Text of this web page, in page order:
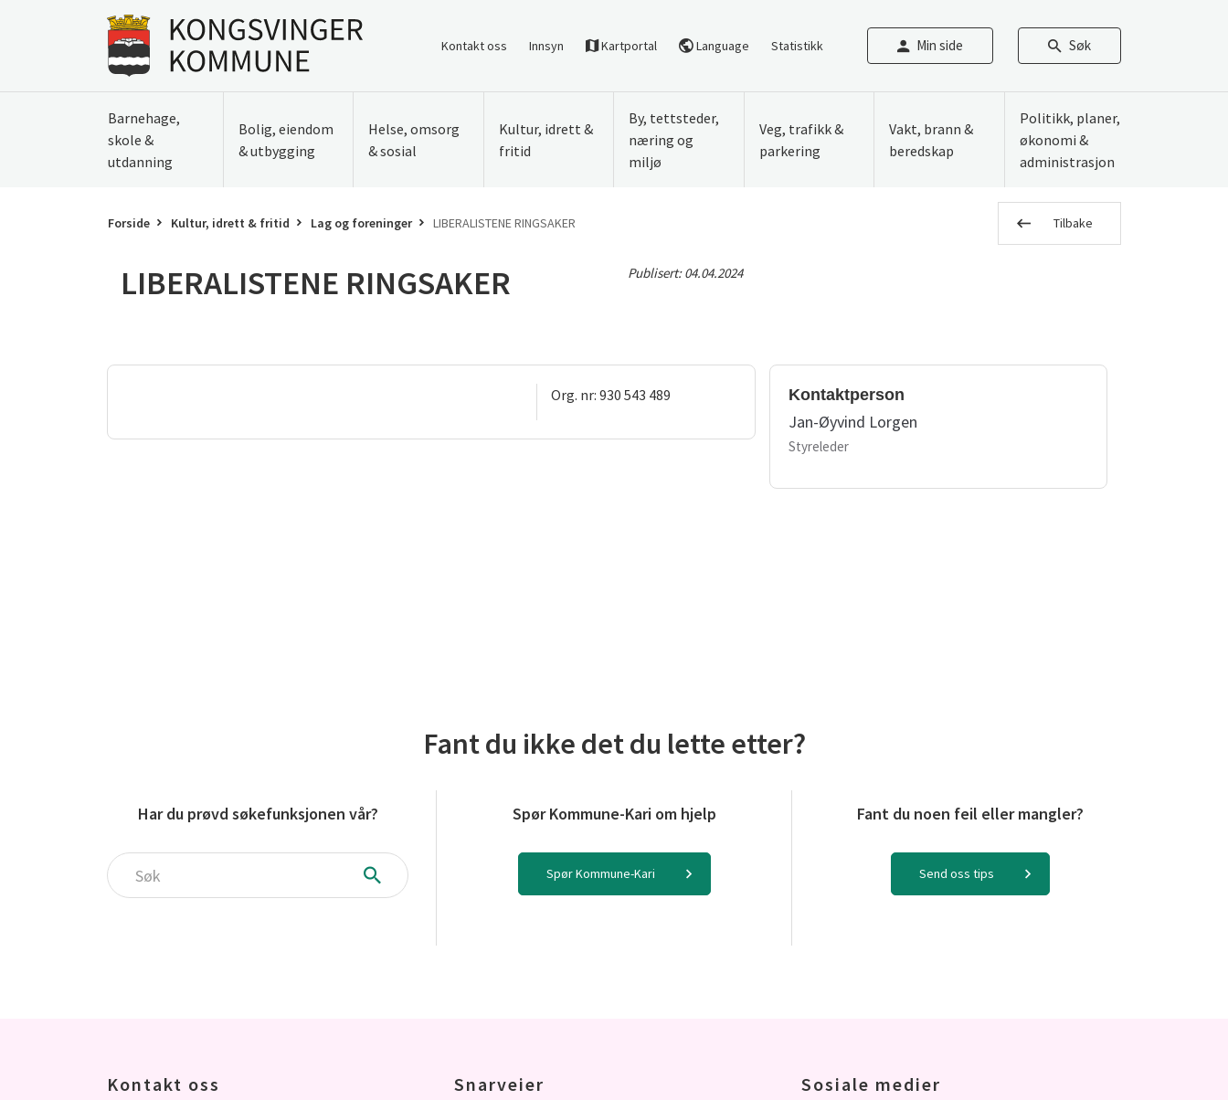
Gå til forsiden
Kontakt oss Innsyn Kartportal Language Statistikk Min side Søk
Barnehage,
skole &
utdanning
Bolig, eiendom
& utbygging
Helse, omsorg
& sosial
Kultur, idrett &
fritid
By, tettsteder,
næring og
miljø
Veg, trafikk &
parkering
Vakt, brann &
beredskap
Politikk, planer,
økonomi &
administrasjon
Forside Kultur, idrett & fritid Lag og foreninger LIBERALISTENE RINGSAKER Tilbake
LIBERALISTENE RINGSAKER Publisert:04.04.2024
Org. nr: 930 543 489 Kontaktperson
Jan-Øyvind Lorgen
Styreleder
Fant du ikke det du lette etter?
Har du prøvd søkefunksjonen vår?
Søk
Spør Kommune-Kari om hjelp
Spør Kommune-Kari
Fant du noen feil eller mangler?
Send oss tips
Kontakt oss Snarveier Sosiale medier